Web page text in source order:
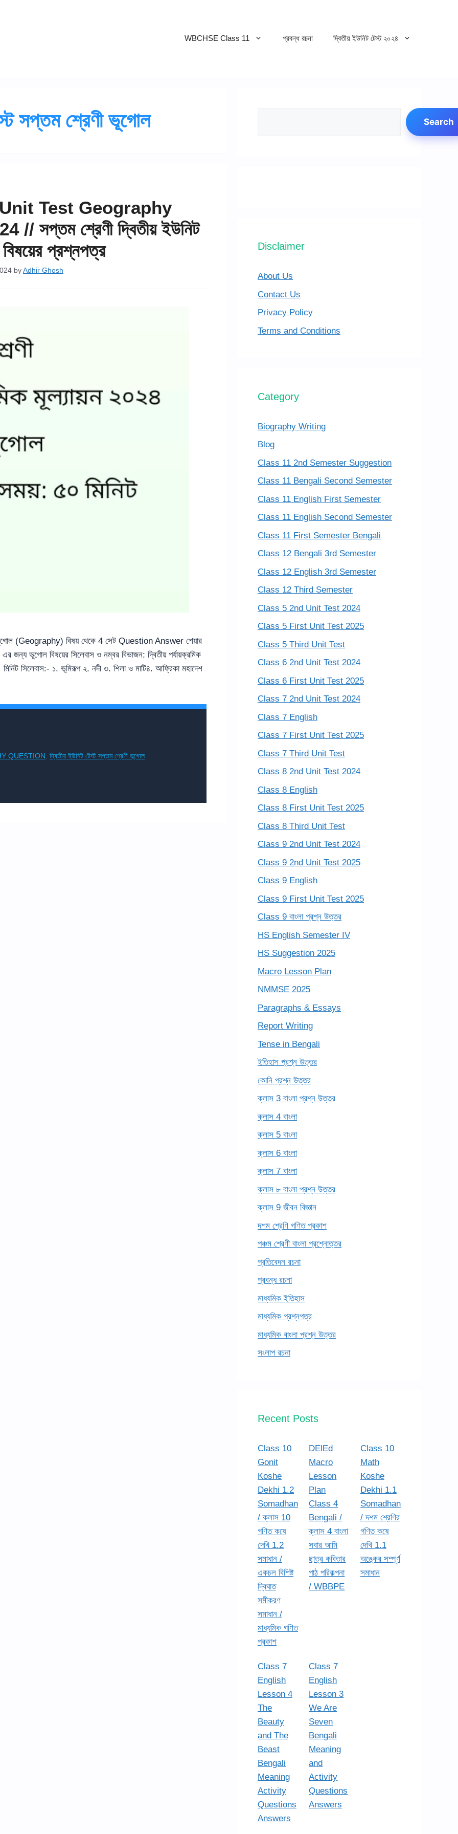
WBCHSE Class 11 প্রবন্ধ রচনা দ্বিতীয় ইউনিট টেস্ট ২০২৪
সপ্তম শ্রেণী ভূগোল
Test Geography
সপ্তম শ্রেণী দ্বিতীয় ইউনিট
প্রশ্নপত্র
byAdhir Ghosh
(Geography) বিষয় থেকে 4 সেট Question Answer শেয়ার
জন্য ভূগোল বিষয়ের সিলেবাস ও নম্বর বিভাজন: দ্বিতীয় পর্যায়ক্রমিক
সিলেবাস:- ১. ভূমিরূপ ২. নদী ৩. শিলা ও মাটি৪. আফ্রিকা মহাদেশ
QUESTION ,দ্বিতীয় ইউনিট টেস্ট সপ্তম শ্রেণী ভূগোল
Search
Disclaimer
About Us
Contact Us
Privacy Policy
Terms and Conditions
Category
Biography Writing
Blog
Class 11 2nd Semester Suggestion
Class 11 Bengali Second Semester
Class 11 English First Semester
Class 11 English Second Semester
Class 11 First Semester Bengali
Class 12 Bengali 3rd Semester
Class 12 English 3rd Semester
Class 12 Third Semester
Class 5 2nd Unit Test 2024
Class 5 First Unit Test 2025
Class 5 Third Unit Test
Class 6 2nd Unit Test 2024
Class 6 First Unit Test 2025
Class 7 2nd Unit Test 2024
Class 7 English
Class 7 First Unit Test 2025
Class 7 Third Unit Test
Class 8 2nd Unit Test 2024
Class 8 English
Class 8 First Unit Test 2025
Class 8 Third Unit Test
Class 9 2nd Unit Test 2024
Class 9 2nd Unit Test 2025
Class 9 English
Class 9 First Unit Test 2025
Class 9 বাংলা প্রশ্ন উত্তর
HS English Semester IV
HS Suggestion 2025
Macro Lesson Plan
NMMSE 2025
Paragraphs & Essays
Report Writing
Tense in Bengali
ইতিহাস প্রশ্ন উত্তর
কোনি প্রশ্ন উত্তর
ক্লাস 3 বাংলা প্রশ্ন উত্তর
ক্লাস 4 বাংলা
ক্লাস 5 বাংলা
ক্লাস 6 বাংলা
ক্লাস 7 বাংলা
ক্লাস ৮ বাংলা প্রশ্ন উত্তর
ক্লাস 9 জীবন বিজ্ঞান
দশম শ্রেণি গণিত প্রকাশ
পঞ্চম শ্রেণী বাংলা প্রশ্নোত্তর
প্রতিবেদন রচনা
প্রবন্ধ রচনা
মাধ্যমিক ইতিহাস
মাধ্যমিক প্রশ্নপত্র
মাধ্যমিক বাংলা প্রশ্ন উত্তর
সংলাপ রচনা
Recent Posts
Class 10
Gonit
Koshe
Dekhi 1.2
Somadhan
/ ক্লাস 10
গণিত কষে
দেখি 1.2
সমাধান /
একচল বিশিষ্ট
দ্বিঘাত
সমীকরণ
সমাধান /
মাধ্যমিক গণিত
প্রকাশ
DElEd
Macro
Lesson
Plan
Class 4
Bengali /
ক্লাস 4 বাংলা
সবার আমি
ছাত্র কবিতার
পাঠ পরিকল্পনা
/ WBBPE
Class 10
Math
Koshe
Dekhi 1.1
Somadhan
/ দশম শ্রেণির
গণিত কষে
দেখি 1.1
অঙ্কের সম্পূর্ণ
সমাধান
Class 7
English
Lesson 4
The
Beauty
and The
Beast
Bengali
Meaning
Activity
Questions
Answers
Class 7
English
Lesson 3
We Are
Seven
Bengali
Meaning
and
Activity
Questions
Answers